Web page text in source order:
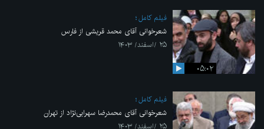
۰۵:۰۲
فیلم کامل
شعرخوانی آقای محمد قریشی از فارس
۲۵ /اسفند/ ۱۴۰۳
فیلم کامل
شعرخوانی آقای محمدرضا سهرابی‌نژاد از تهران
۲۵ /اسفند/ ۱۴۰۳